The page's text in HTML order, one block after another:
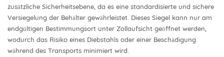
zusätzliche Sicherheitsebene, da es eine standardisierte und sichere
Versiegelung der Behälter gewährleistet. Dieses Siegel kann nur am
endgültigen Bestimmungsort unter Zollaufsicht geöffnet werden,
wodurch das Risiko eines Diebstahls oder einer Beschädigung
während des Transports minimiert wird.